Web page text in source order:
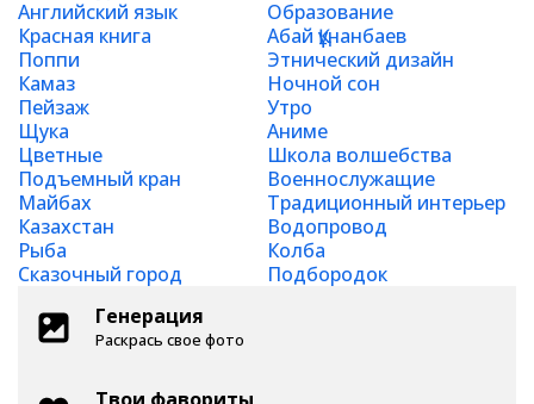
Английский язык
Образование
Красная книга
Абай Құнанбаев
Поппи
Этнический дизайн
Камаз
Ночной сон
Пейзаж
Утро
Щука
Аниме
Цветные
Школа волшебства
Подъемный кран
Военнослужащие
Майбах
Традиционный интерьер
Казахстан
Водопровод
Рыба
Колба
Сказочный город
Подбородок
Генерация
Раскрась свое фото